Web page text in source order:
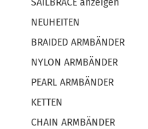
SAILBRACE anzeigen
NEUHEITEN
BRAIDED ARMBÄNDER
NYLON ARMBÄNDER
PEARL ARMBÄNDER
KETTEN
CHAIN ARMBÄNDER